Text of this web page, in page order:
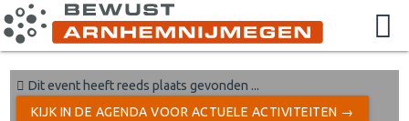
Dit event heeft reeds plaats gevonden ...
KIJK IN DE AGENDA VOOR ACTUELE ACTIVITEITEN →